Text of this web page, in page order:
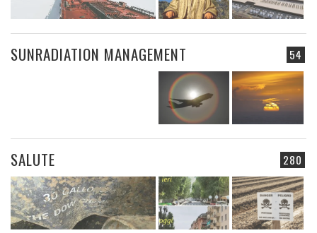
54
SUNRADIATION MANAGEMENT
280
SALUTE